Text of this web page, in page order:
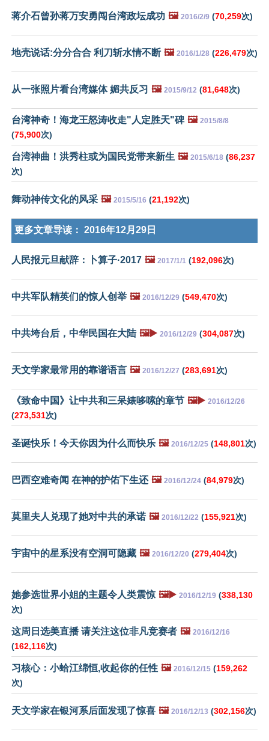
蒋介石曾孙蒋万安勇闯台湾政坛成功 🖼️ 2016/2/9 (70,259次)
地壳说话:分分合合 利刀斩水情不断 🖼️ 2016/1/28 (226,479次)
从一张照片看台湾媒体 媚共反习 🖼️ 2015/9/12 (81,648次)
台湾神奇！海龙王怒涛收走"人定胜天"碑 🖼️ 2015/8/8
(75,900次)
台湾神曲！洪秀柱或为国民党带来新生 🖼️ 2015/6/18 (86,237
次)
舞动神传文化的风采 🖼️ 2015/5/16 (21,192次)
更多文章导读： 2016年12月29日
人民报元旦献辞：卜算子·2017 🖼️ 2017/1/1 (192,096次)
中共军队精英们的惊人创举 🖼️ 2016/12/29 (549,470次)
中共垮台后，中华民国在大陆 🖼️▶️ 2016/12/29 (304,087次)
天文学家最常用的靠谱语言 🖼️ 2016/12/27 (283,691次)
《致命中国》让中共和三呆婊哆嗦的章节 🖼️▶️ 2016/12/26
(273,531次)
圣诞快乐！今天你因为什么而快乐 🖼️ 2016/12/25 (148,801次)
巴西空难奇闻 在神的护佑下生还 🖼️ 2016/12/24 (84,979次)
莫里夫人兑现了她对中共的承诺 🖼️ 2016/12/22 (155,921次)
宇宙中的星系没有空洞可隐藏 🖼️ 2016/12/20 (279,404次)
她参选世界小姐的主题令人类震惊 🖼️▶️ 2016/12/19 (338,130
次)
这周日选美直播 请关注这位非凡竞赛者 🖼️ 2016/12/16
(162,116次)
习核心：小蛤江绵恒,收起你的任性 🖼️ 2016/12/15 (159,262
次)
天文学家在银河系后面发现了惊喜 🖼️ 2016/12/13 (302,156次)